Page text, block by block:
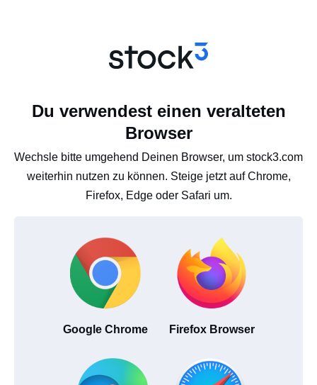
Du verwendest einen veralteten
Browser
Wechsle bitte umgehend Deinen Browser, um stock3.com
weiterhin nutzen zu können. Steige jetzt auf Chrome,
Firefox, Edge oder Safari um.
Google Chrome Firefox Browser